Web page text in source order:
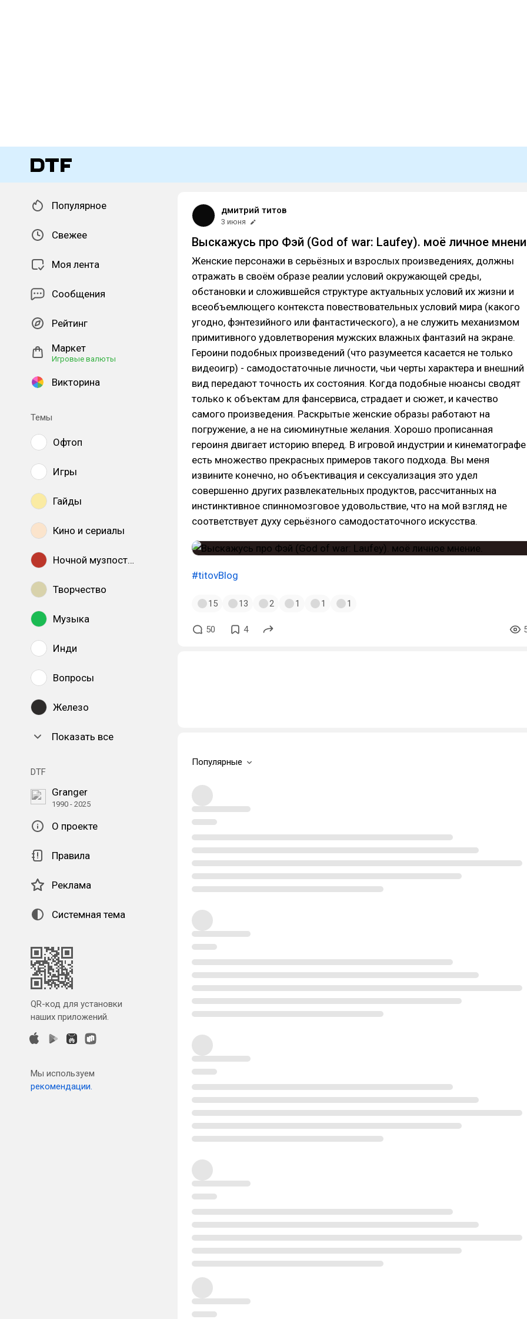
Популярное
Свежее
Моя лента
Сообщения
Рейтинг
Маркет
Игровые валюты
Викторина
Темы
Офтоп
Игры
Гайды
Кино и сериалы
Ночной музпостинг
Творчество
Музыка
Инди
Вопросы
Железо
Показать все
DTF
Granger
1990 - 2025
О проекте
Правила
Реклама
Системная тема
QR-код для установки
наших приложений.
Мы используем
рекомендации.
дмитрий титов
3 июня
Выскажусь про Фэй (God of war: Laufey). моё личное
Женские персонажи в серьёзных и взрослых произведениях, должны
отражать в своём образе реалии условий окружающей среды,
обстановки и сложившейся структуре актуальных условий их жизни и
всеобъемлющего контекста повествовательных условий мира (какого
угодно, фэнтезийного или фантастического), а не служить механизмом
примитивного удовлетворения мужских влажных фантазий на экране.
Героини подобных произведений (что разумеется касается не только
видеоигр) - самодостаточные личности, чьи черты характера и внешний
вид передают точность их состояния. Когда подобные нюансы сводят
только к объектам для фансервиса, страдает и сюжет, и качество
самого произведения. Раскрытые женские образы работают на
погружение, а не на сиюминутные желания. Хорошо прописанная
героиня двигает историю вперед. В игровой индустрии и кинематографе
есть множество прекрасных примеров такого подхода. Вы меня
извините конечно, но объективация и сексуализация это удел
совершенно других развлекательных продуктов, рассчитанных на
инстинктивное спинномозговое удовольствие, что на мой взгляд не
соответствует духу серьёзного самодостаточного искусства.
#titovBlog
15 13 2 1 1 1
50 4
Популярные